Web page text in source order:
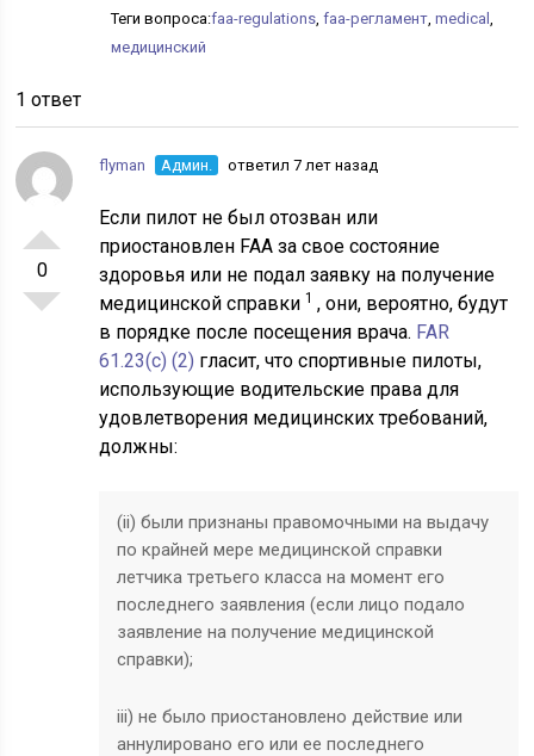
Теги вопроса:faa-regulations,faa-регламент,medical,
медицинский
1 ответ
0
flyman Админ. ответил 7 лет назад
Если пилот не был отозван или
приостановлен FAA за свое состояние
здоровья или не подал заявку на получение
медицинской справки 1 , они, вероятно, будут
в порядке после посещения врача. FAR
61.23(c) (2) гласит, что спортивные пилоты,
использующие водительские права для
удовлетворения медицинских требований,
должны:
(ii) были признаны правомочными на выдачу
по крайней мере медицинской справки
летчика третьего класса на момент его
последнего заявления (если лицо подало
заявление на получение медицинской
справки);
iii) не было приостановлено действие или
аннулировано его или ее последнего